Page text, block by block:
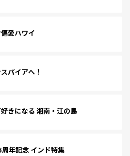
愛ハワイ
パイアへ！
きになる 湘南・江の島
年記念 インド特集